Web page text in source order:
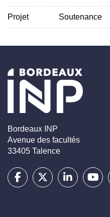
Projet Soutenance
Bordeaux INP
Avenue des facultés
33405 Talence